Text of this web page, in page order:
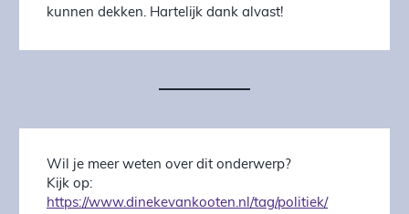
kunnen dekken. Hartelijk dank alvast!
Wil je meer weten over dit onderwerp?
Kijk op:
https://www.dinekevankooten.nl/tag/politiek/